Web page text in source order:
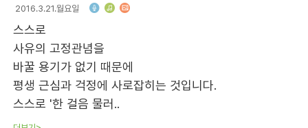
2016.3.21.월요일
스스로
사유의 고정관념을
바꿀 용기가 없기 때문에
평생 근심과 걱정에 사로잡히는 것입니다.
스스로 '한 걸음 물러..